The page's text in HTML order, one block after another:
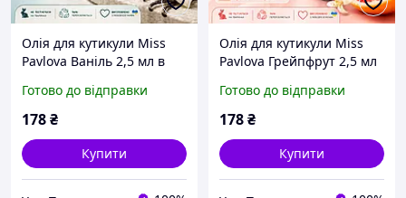
Олія для кутикули Miss
Pavlova Ваніль 2,5 мл в
дозатором для догляду за
нігтями
Готово до відправки
178₴
Купити
Олія для кутикули Miss
Pavlova Грейпфрут 2,5 мл
дозатором для
зволоження та зміцнення
Готово до відправки
178₴
Купити